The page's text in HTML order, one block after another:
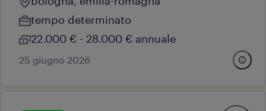
tempo determinato
22.000 € - 28.000 € annuale
25 giugno 2026